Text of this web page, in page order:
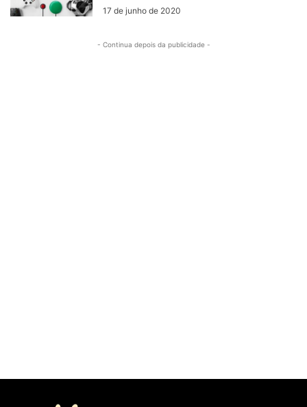
17 de junho de 2020
- Continua depois da publicidade -